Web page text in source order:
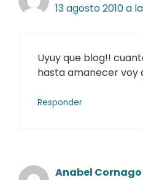
13 agosto 2010 a
Uyuy que blog!!
hasta amanecer voy
Responder
Anabel Cornago